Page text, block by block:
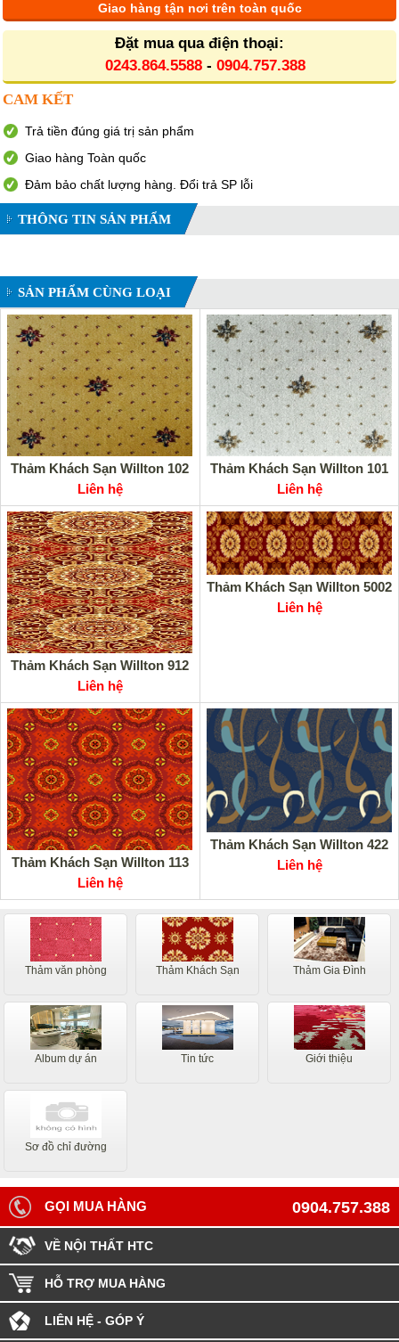
Giao hàng tận nơi trên toàn quốc
Đặt mua qua điện thoại:
0243.864.5588 - 0904.757.388
CAM KẾT
Trả tiền đúng giá trị sản phẩm
Giao hàng Toàn quốc
Đảm bảo chất lượng hàng. Đổi trả SP lỗi
THÔNG TIN SẢN PHẨM
SẢN PHẨM CÙNG LOẠI
Thảm Khách Sạn Willton 102
Liên hệ
Thảm Khách Sạn Willton 101
Liên hệ
Thảm Khách Sạn Willton 912
Liên hệ
Thảm Khách Sạn Willton 5002
Liên hệ
Thảm Khách Sạn Willton 113
Liên hệ
Thảm Khách Sạn Willton 422
Liên hệ
Thảm văn phòng Thảm Khách Sạn Thảm Gia Đình
Album dự án Tin tức Giới thiệu
Sơ đồ chỉ đường
0904.757.388
GỌI MUA HÀNG
VỀ NỘI THẤT HTC
HỖ TRỢ MUA HÀNG
LIÊN HỆ - GÓP Ý